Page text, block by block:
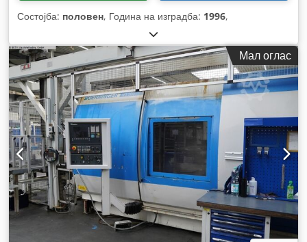
Состојба: половен, Година на изградба: 1996,
Мал оглас